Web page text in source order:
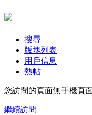
搜尋
版塊列表
用戶信息
熱帖
您訪問的頁面無手機頁
繼續訪問